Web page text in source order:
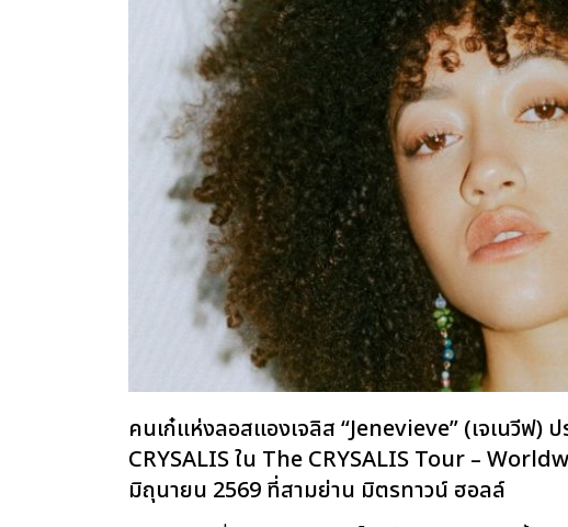
คนเก๋แห่งลอสแองเจลิส “Jenevieve” (เจเนวีฟ)
CRYSALIS ใน The CRYSALIS Tour –
มิถุนายน 2569 ที่สามย่าน มิตรทาวน์ ฮอลล์